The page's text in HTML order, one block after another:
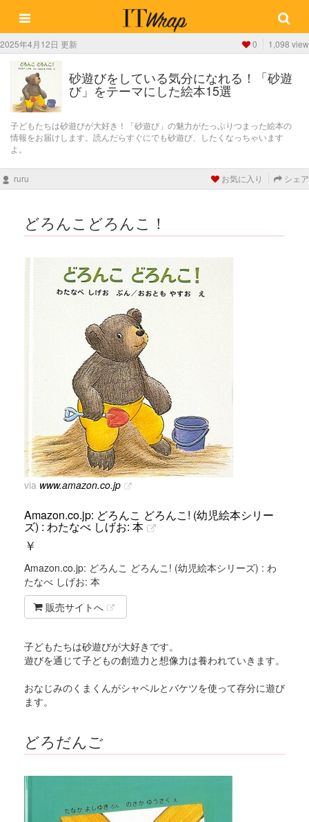
2025年4月12日 更新 0 1,098 view
砂遊びをしている気分になれる！「砂遊
び」をテーマにした絵本15選
子どもたちは砂遊びが大好き！「砂遊び」の魅力がたっぷりつまった絵本の
情報をお届けします。読んだらすぐにでも砂遊び、したくなっちゃいます
よ。
ruru お気に入り シェア
どろんこどろんこ！
via www.amazon.co.jp
Amazon.co.jp: どろんこ どろんこ! (幼児絵本シリー
ズ) : わたなべ しげお: 本
￥
Amazon.co.jp: どろんこ どろんこ! (幼児絵本シリーズ) : わ
たなべ しげお: 本
販売サイトへ
子どもたちは砂遊びが大好きです。
遊びを通じて子どもの創造力と想像力は養われていきます。
おなじみのくまくんがシャベルとバケツを使って存分に遊び
ます。
どろだんご